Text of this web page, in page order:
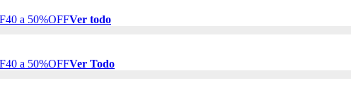
40 a 50%OFFVer todo
40 a 50%OFFVer Todo